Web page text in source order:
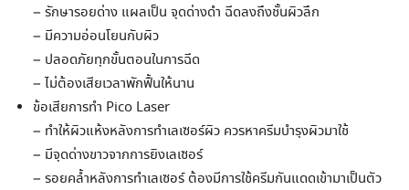
– รักษารอยด่าง แผลเป็น จุดด่างดำ ฉีดลงถึงชั้นผิวลึก
– มีความอ่อนโยนกับผิว
– ปลอดภัยทุกขั้นตอนในการฉีด
– ไม่ต้องเสียเวลาพักฟื้นให้นาน
ข้อเสียการทำ Pico Laser
– ทำให้ผิวแห้งหลังการทำเลเซอร์ผิว ควรหาครีมบำรุงผิวมาใช้
– มีจุดด่างขาวจากการยิงเลเซอร์
– รอยคล้ำหลังการทำเลเซอร์ ต้องมีการใช้ครีมกันแดดเข้ามาเป็นตัว